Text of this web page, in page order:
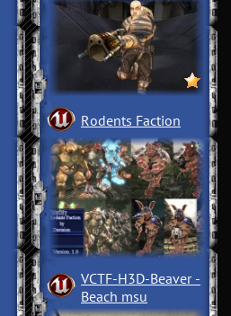
Rodents Faction
VCTF-H3D-Beaver ­
Beach msu